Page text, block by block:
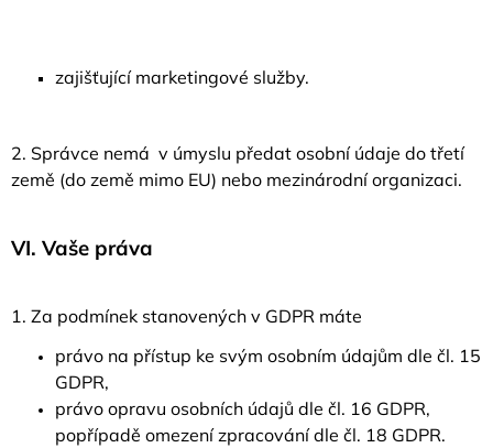
zajišťující marketingové služby.
2. Správce nemá v úmyslu předat osobní údaje do třetí
země (do země mimo EU) nebo mezinárodní organizaci.
VI. Vaše práva
1. Za podmínek stanovených v GDPR máte
právo na přístup ke svým osobním údajům dle čl. 15
GDPR,
právo opravu osobních údajů dle čl. 16 GDPR,
popřípadě omezení zpracování dle čl. 18 GDPR.